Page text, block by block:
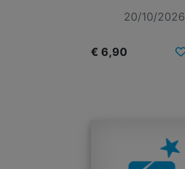
20/10/2026
€ 6,90